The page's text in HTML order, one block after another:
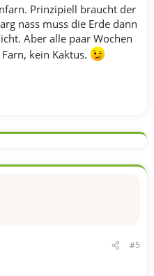
Prinzipiell braucht der
nass muss die Erde dann
Aber alle paar Wochen
kein Kaktus.
#5